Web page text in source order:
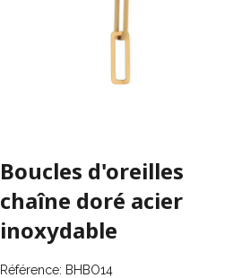
Boucles d'oreilles
chaîne doré acier
inoxydable
Référence: BHBO14